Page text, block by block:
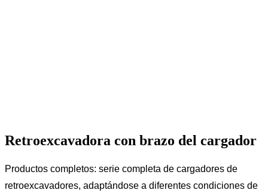
Retroexcavadora con brazo del cargador
Productos completos: serie completa de cargadores de
retroexcavadores, adaptándose a diferentes condiciones de